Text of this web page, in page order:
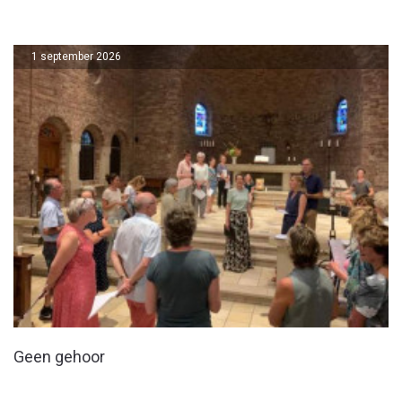
Geen gehoor
1 september 2026